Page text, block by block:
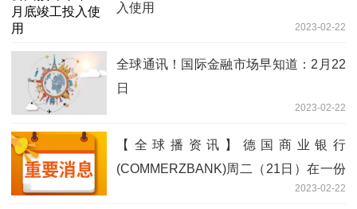
入使用
2023-02-22
全球通讯！国际金融市场早知道：2月22
日
2023-02-22
【全球播资讯】德国商业银行
(COMMERZBANK)周二（21日）在一份
报告中称，下调上半年黄金价格预估至
2023-02-22